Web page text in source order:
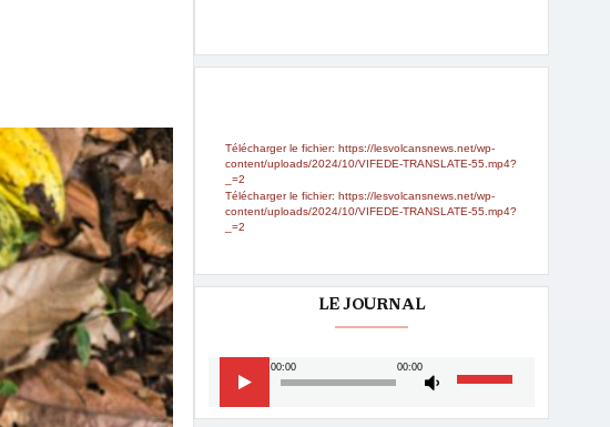
Télécharger le fichier: https://lesvolcansnews.net/wp-
content/uploads/2024/10/VIFEDE-TRANSLATE-55.mp4?
_=2
Télécharger le fichier: https://lesvolcansnews.net/wp-
content/uploads/2024/10/VIFEDE-TRANSLATE-55.mp4?
_=2
LE JOURNAL
audio
00:00 00:00
flèches